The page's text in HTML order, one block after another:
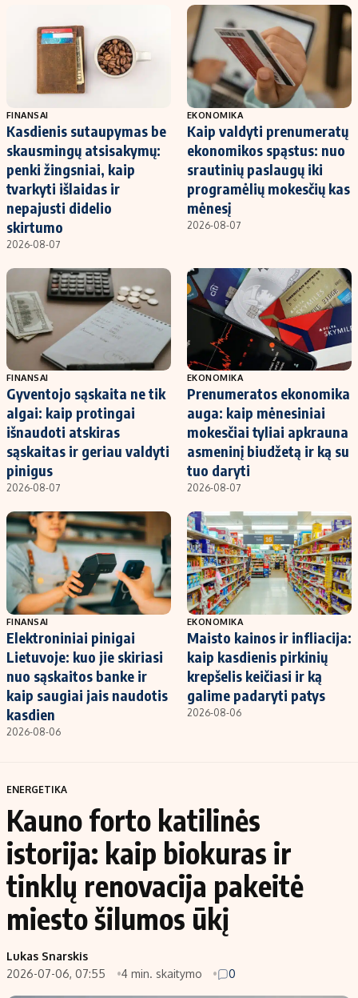
FINANSAI
Kasdienis sutaupymas be
skausmingų atsisakymų:
penki žingsniai, kaip
tvarkyti išlaidas ir
nepajusti didelio
skirtumo
2026-08-07
EKONOMIKA
Kaip valdyti prenumeratų
ekonomikos spąstus: nuo
srautinių paslaugų iki
programėlių mokesčių kas
mėnesį
2026-08-07
FINANSAI
Gyventojo sąskaita ne tik
algai: kaip protingai
išnaudoti atskiras
sąskaitas ir geriau valdyti
pinigus
2026-08-07
EKONOMIKA
Prenumeratos ekonomika
auga: kaip mėnesiniai
mokesčiai tyliai apkrauna
asmeninį biudžetą ir ką su
tuo daryti
2026-08-07
FINANSAI
Elektroniniai pinigai
Lietuvoje: kuo jie skiriasi
nuo sąskaitos banke ir
kaip saugiai jais naudotis
kasdien
2026-08-06
EKONOMIKA
Maisto kainos ir infliacija:
kaip kasdienis pirkinių
krepšelis keičiasi ir ką
galime padaryti patys
2026-08-06
ENERGETIKA
Kauno forto katilinės
istorija: kaip biokuras ir
tinklų renovacija pakeitė
miesto šilumos ūkį
Lukas Snarskis
2026-07-06, 07:55
4 min. skaitymo 0